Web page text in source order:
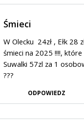
Śmieci
W Olecku 24zł , Ełk 28
śmieci na 2025 !!!!,
Suwalki 57zl za 1
???
ODPOWIEDZ